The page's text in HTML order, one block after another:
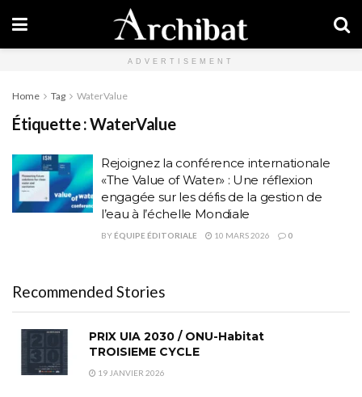
ADVERTISEMENT
Home Tag WaterValue
Étiquette :WaterValue
Rejoignez la conférence internationale
«The Value of Water» : Une réflexion
engagée sur les défis de la gestion de
l’eau à l’échelle Mondiale
BY ÉQUIPE ÉDITORIALE 10 MARS 2026 0
Recommended Stories
PRIX UIA 2030 / ONU-Habitat
TROISIEME CYCLE
19 JANVIER 2026